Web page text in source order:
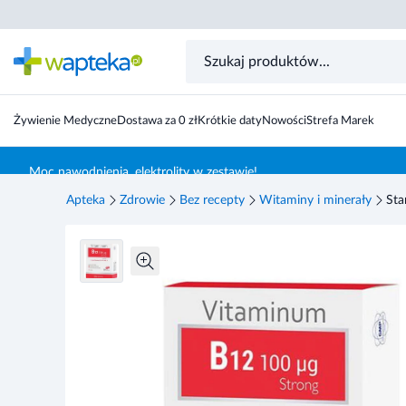
Żywienie MedyczneDostawa za 0 złKrótkie datyNowościStrefa Marek
Moc nawodnienia, elektrolity w zestawie!
Apteka Zdrowie Bez recepty Witaminy i minerały